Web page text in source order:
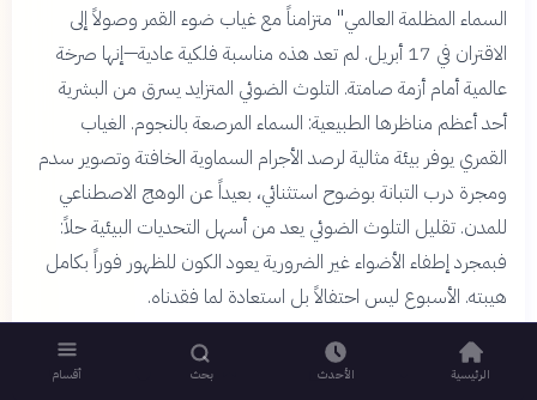
السماء المظلمة العالمي" متزامناً مع غياب ضوء القمر وصولاً إلى
الاقتران في 17 أبريل. لم تعد هذه مناسبة فلكية عادية—إنها صرخة
عالمية أمام أزمة صامتة. التلوث الضوئي المتزايد يسرق من البشرية
أحد أعظم مناظرها الطبيعية: السماء المرصعة بالنجوم. الغياب
القمري يوفر بيئة مثالية لرصد الأجرام السماوية الخافتة وتصوير سدم
ومجرة درب التبانة بوضوح استثنائي، بعيداً عن الوهج الاصطناعي
للمدن. تقليل التلوث الضوئي يعد من أسهل التحديات البيئية حلاً:
فبمجرد إطفاء الأضواء غير الضرورية يعود الكون للظهور فوراً بكامل
هيبته. الأسبوع ليس احتفالاً بل استعادة لما فقدناه.
الرئيسية الأحدث بحث أقسام